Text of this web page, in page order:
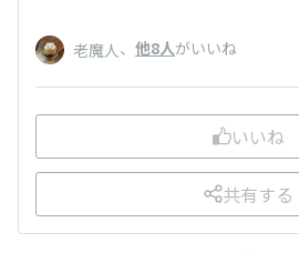
老魔人 、 他8人がいいね
いいね
共有する